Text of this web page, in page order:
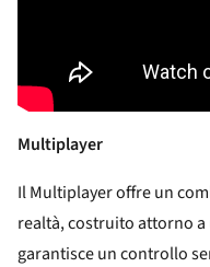
Multiplayer
Il Multiplayer offre un
realtà, costruito attorno
garantisce un controllo